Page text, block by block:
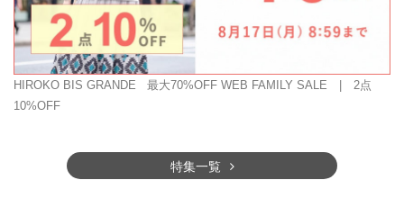
HIROKO BIS GRANDE 最大70%OFF WEB FAMILY SALE | 2点
10%OFF
特集一覧